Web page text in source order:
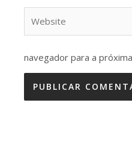
navegador para a